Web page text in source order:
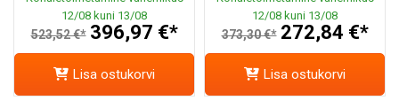
12/08 kuni 13/08
523,52 €* 396,97 €*
Lisa ostukorvi
12/08 kuni 13/08
373,30 €* 272,84 €*
Lisa ostukorvi